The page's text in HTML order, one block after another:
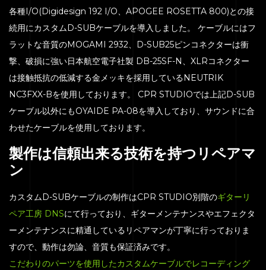
各種I/O(Digidesign 192 I/O、APOGEE ROSETTA 800)との接
続用にカスタムD-SUBケーブルを導入しました。 ケーブルにはフ
ラットな音質のMOGAMI 2932、D-SUB25ピンコネクターは衝
撃、破損に強い日本航空電子社製 DB-25SF-N、XLRコネクター
は接触抵抗の低減する金メッキを採用しているNEUTRIK
NC3FXX-Bを使用しております。 CPR STUDIOでは上記D-SUB
ケーブル以外にもOYAIDE PA-08を導入しており、サウンドに合
わせたケーブルを使用しております。
製作は信頼出来る技術を持つリペアマ
ン
カスタムD-SUBケーブルの制作はCPR STUDIO別階のギターリ
ペア工房 DNSにて行っており、ギターメンテナンスやエフェクタ
ーメンテナンスに精通しているリペアマンが丁寧に行っておりま
すので、動作は勿論、音質も保証済みです。
こだわりのパーツを使用したカスタムケーブルでレコーディング